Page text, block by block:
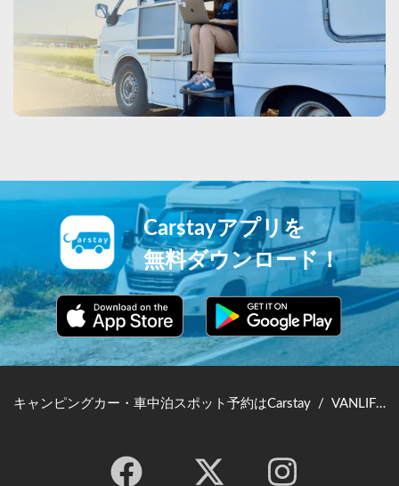
Carstayアプリを
無料ダウンロード！
キャンピングカー・車中泊スポット予約はCarstay / VANLIFE JAPAN TOP